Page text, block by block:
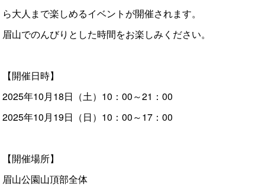
ら大人まで楽しめるイベントが開催されます。
眉山でのんびりとした時間をお楽しみください。
【開催日時】
2025年10月18日（土）10：00～21：00
2025年10月19日（日）10：00～17：00
【開催場所】
眉山公園山頂部全体